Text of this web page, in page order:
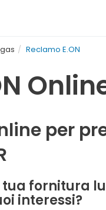
Reclamo E.ON
per
fornitura
interessi?